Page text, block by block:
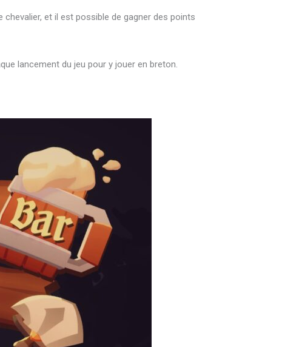
et il est possible de gagner des points
lancement du jeu pour y jouer en breton.